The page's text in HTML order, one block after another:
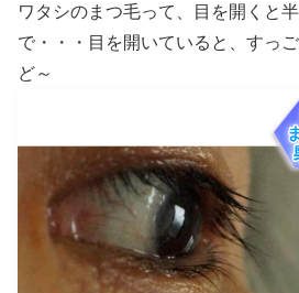
ワタシのまつ毛って、目を開くと
で・・・目を開いていると、すっ
ど～